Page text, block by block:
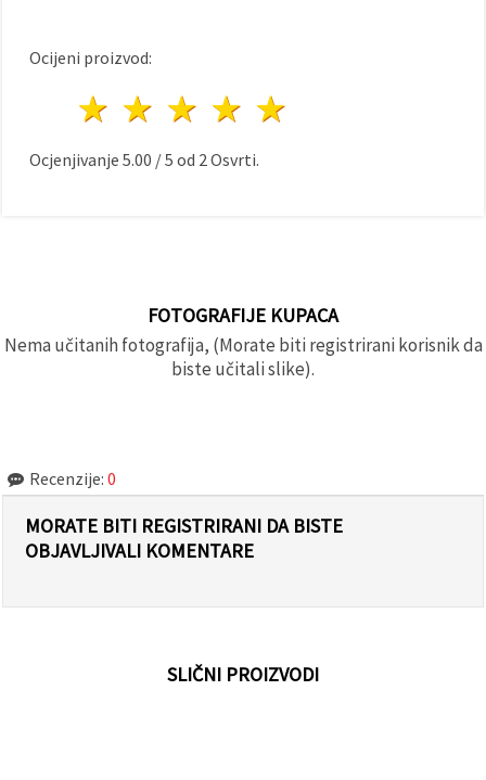
Ocijeni proizvod:
4 zvijezde
3 zvijezde
2 zvijezde
1 zvijezda
Ocjenjivanje 5.00 /5 od 2 Osvrti.
FOTOGRAFIJE KUPACA
Nema učitanih fotografija, (Morate biti registrirani korisnik da
biste učitali slike).
Recenzije: 0
MORATE BITI REGISTRIRANI DA BISTE
OBJAVLJIVALI KOMENTARE
SLIČNI PROIZVODI